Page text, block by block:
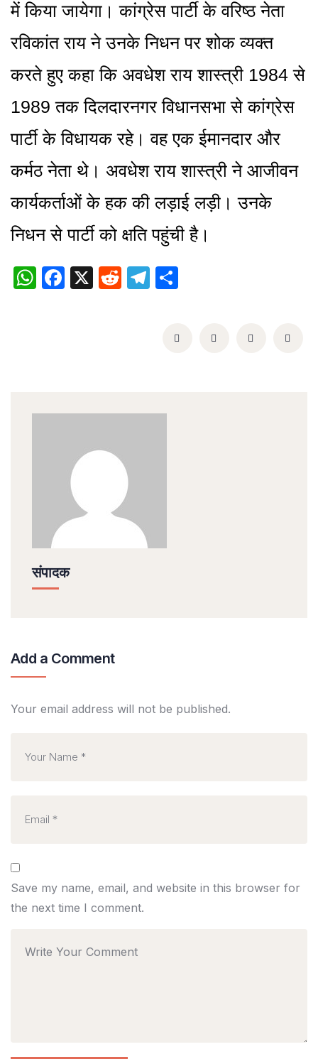
में किया जायेगा। कांग्रेस पार्टी के वरिष्‍ठ नेता
रविकांत राय ने उनके निधन पर शोक व्‍यक्‍त
करते हुए कहा कि अवधेश राय शास्त्री 1984 से
1989 तक दिलदारनगर विधानसभा से कांग्रेस
पार्टी के विधायक रहे। वह एक ईमानदार और
कर्मठ नेता थे। अवधेश राय शास्‍त्री ने आजीवन
कार्यकर्ताओं के हक की लड़ाई लड़ी। उनके
निधन से पार्टी को क्षति पहुंची है।
WhatsApp
Facebook
X RedditTelegram
संपादक
Add a Comment
Your email address will not be published.
Save my name, email, and website in this browser for
the next time I comment.